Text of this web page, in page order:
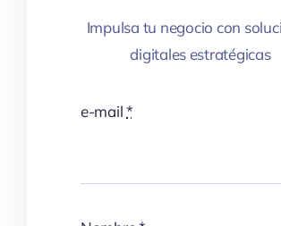
Impulsa tu negocio con
digitales estratégicas
e-mail*